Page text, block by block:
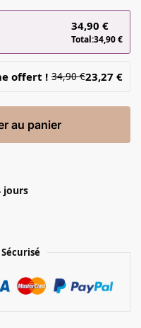
34,90 €
Total:34,90€
offert ! 34,90€23,27 €
au panier
jours